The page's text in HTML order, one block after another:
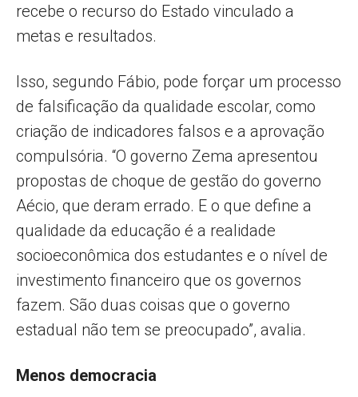
recebe o recurso do Estado vinculado a
metas e resultados.
Isso, segundo Fábio, pode forçar um processo
de falsificação da qualidade escolar, como
criação de indicadores falsos e a aprovação
compulsória. “O governo Zema apresentou
propostas de choque de gestão do governo
Aécio, que deram errado. E o que define a
qualidade da educação é a realidade
socioeconômica dos estudantes e o nível de
investimento financeiro que os governos
fazem. São duas coisas que o governo
estadual não tem se preocupado”, avalia.
Menos democracia